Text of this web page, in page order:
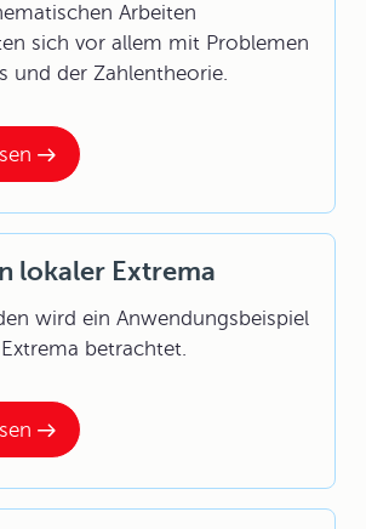
Arbeiten
sich vor allem mit Problemen
und der Zahlentheorie.
lokaler Extrema
wird ein Anwendungsbeispiel
betrachtet.